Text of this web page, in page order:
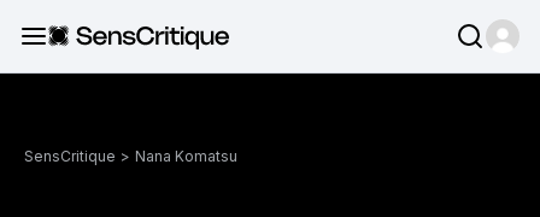
SensCritique > Nana Komatsu